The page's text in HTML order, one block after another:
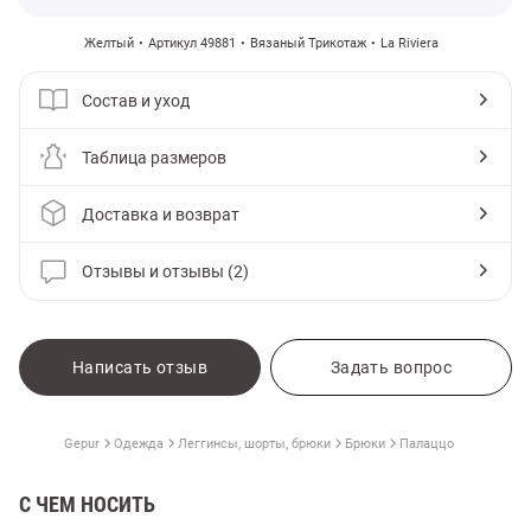
Желтый Артикул 49881 Вязаный Трикотаж La Riviera
Состав и уход
Таблица размеров
Доставка и возврат
Отзывы и отзывы (2)
Написать отзыв Задать вопрос
Gepur Одежда Леггинсы, шорты, брюки Брюки Палаццо
С ЧЕМ НОСИТЬ